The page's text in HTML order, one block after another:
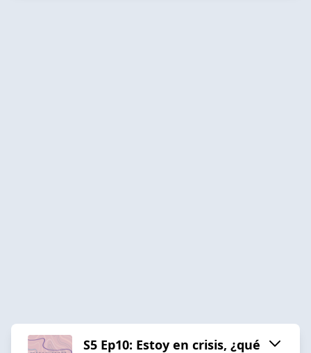
S5 Ep10: Estoy en crisis, ¿qué